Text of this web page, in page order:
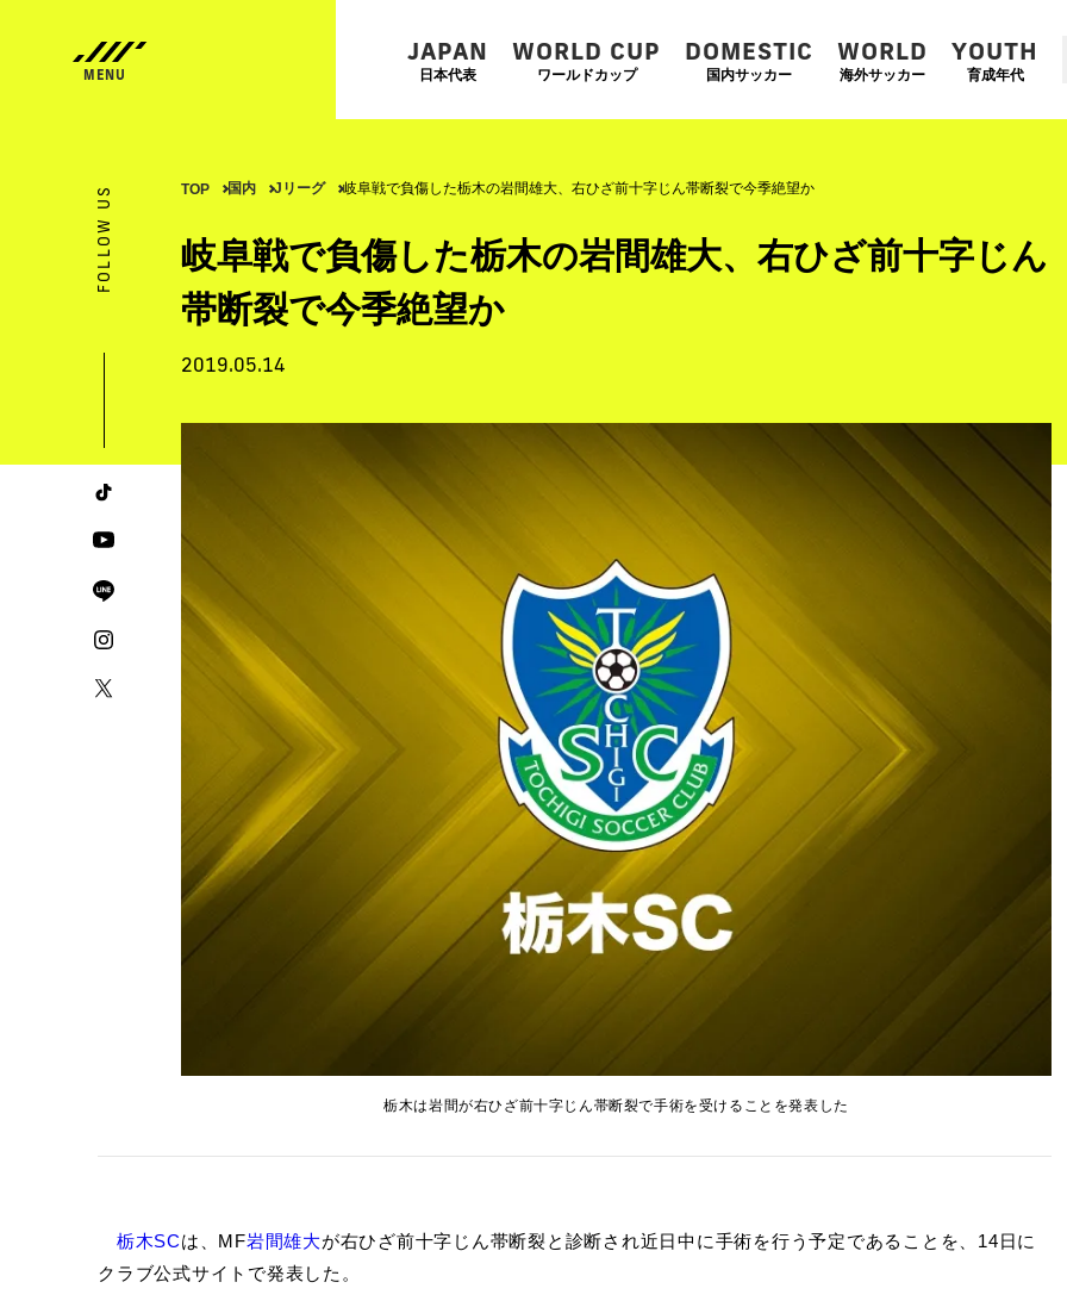
JAPAN
日本代表
WORLD CUP
ワールドカップ
DOMESTIC
国内サッカー
WORLD
海外サッカー
YOUTH
育成年代
FOLLOW US TOP 国内 Jリーグ 岐阜戦で負傷した栃木の岩間雄大、右ひざ前十字じん帯断裂で今季絶望か
岐阜戦で負傷した栃木の岩間雄大、右ひざ前十字じん
帯断裂で今季絶望か
2019.05.14
栃木は岩間が右ひざ前十字じん帯断裂で手術を受けることを発表した
栃木SCは、MF岩間雄大が右ひざ前十字じん帯断裂と診断され近日中に手術を行う予定であることを、14日に
クラブ公式サイトで発表した。